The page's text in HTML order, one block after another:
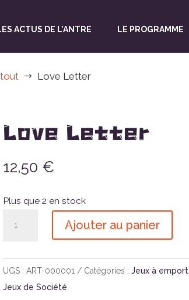
ACTUS DE L’ANTRE LE PROGRAMME
$ Love Letter
Love Letter
12,50 €
Plus que 2 en stock
Letter
Ajouter au panier
UGS : ART-000001 Catégories : Jeux à
Jeux de Société